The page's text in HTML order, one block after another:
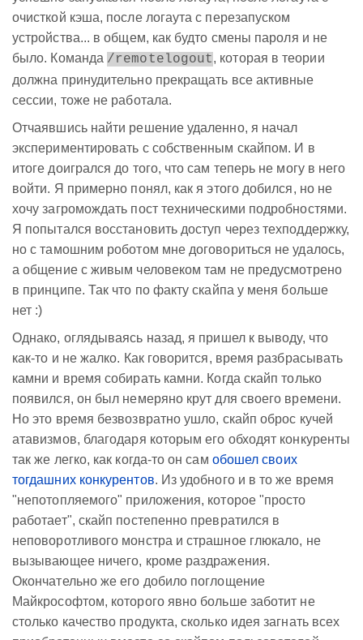
очисткой кэша, после логаута с перезапуском
устройства... в общем, как будто смены пароля и не
было. Команда /remotelogout, которая в теории
должна принудительно прекращать все активные
сессии, тоже не работала.
Отчаявшись найти решение удаленно, я начал
экспериментировать с собственным скайпом. И в
итоге доигрался до того, что сам теперь не могу в него
войти. Я примерно понял, как я этого добился, но не
хочу загромождать пост техническими подробностями.
Я попытался восстановить доступ через техподдержку,
но с тамошним роботом мне договориться не удалось,
а общение с живым человеком там не предусмотрено
в принципе. Так что по факту скайпа у меня больше
нет :)
Однако, оглядываясь назад, я пришел к выводу, что
как-то и не жалко. Как говорится, время разбрасывать
камни и время собирать камни. Когда скайп только
появился, он был немеряно крут для своего времени.
Но это время безвозвратно ушло, скайп оброс кучей
атавизмов, благодаря которым его обходят конкуренты
так же легко, как когда-то он сам обошел своих
тогдашних конкурентов. Из удобного и в то же время
"непотопляемого" приложения, которое "просто
работает", скайп постепенно превратился в
неповоротливого монстра и страшное глюкало, не
вызывающее ничего, кроме раздражения.
Окончательно же его добило поглощение
Майкрософтом, которого явно больше заботит не
столько качество продукта, сколько идея загнать всех